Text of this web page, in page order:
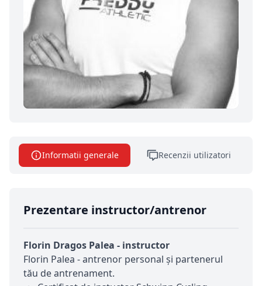
Informatii generale Recenzii utilizatori
Prezentare instructor/antrenor
Florin Dragos Palea - instructor
Florin Palea - antrenor personal şi partenerul
tău de antrenament.